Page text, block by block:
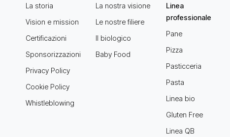
La storia
Vision e mission
Certificazioni
Sponsorizzazioni
Privacy Policy
Cookie Policy
Whistleblowing
La nostra visione
Le nostre filiere
Il biologico
Baby Food
Linea
professionale
Pane
Pizza
Pasticceria
Pasta
Linea bio
Gluten Free
Linea QB